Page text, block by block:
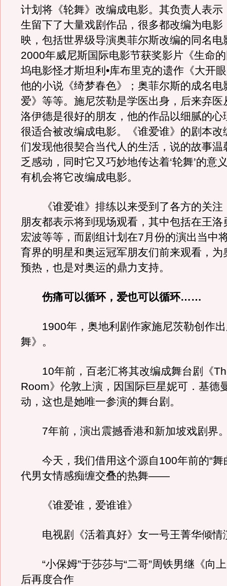
计划将《轮舞》改编成电影。其负责人表示
生留下了大量戏剧作品，很多都改编为电影
映，包括世界级导演奥菲尔斯改编的同名电
2000年威尼斯国际电影节获奖影片《生命
坞电影怪才斯坦利•库布里克的遗作《大开
他的小说《绮梦春色》；奥菲尔斯的成名电
爱》等等。施尼茨勒是学医出身，后来弃医
洛伊德是很好的朋友，他的作品以细腻的心
很适合被改编成电影。《谁爱谁》的剧本改
们发现他很契合当代人的生活，说的故事温
乏感动，同时它又巧妙地传达着‘轮舞’的意
有机会将它改编成电影。
《谁爱谁》排练以来受到了各方的关注
朋友都表示将到现场观看，其中包括在王洛
宏波等等，而剧组计划在7月份的演出当中
育界的明星和奥运冠军朋友们前来观看，为
预热，也是对奥运的鼎力支持。
伤痛可以循环，爱也可以循环……
1900年，奥地利剧作家施尼茨勒创作出
舞》。
10年前，百老汇将其改编成舞台剧《
Room》伦敦上演，因国际巨星妮可．基德
动，这也是她唯一参演的舞台剧。
7年前，演出震撼香港和新加坡戏剧界
今天，我们借用这个源自100年前的“舞
代男女情感痴缠交叠的热舞——
《谁爱谁，爱谁谁》
电视剧《活着真好》女一号王菁华倾情
“小保姆”于莎莎与“二哥”周铁男继《向
后再度合作